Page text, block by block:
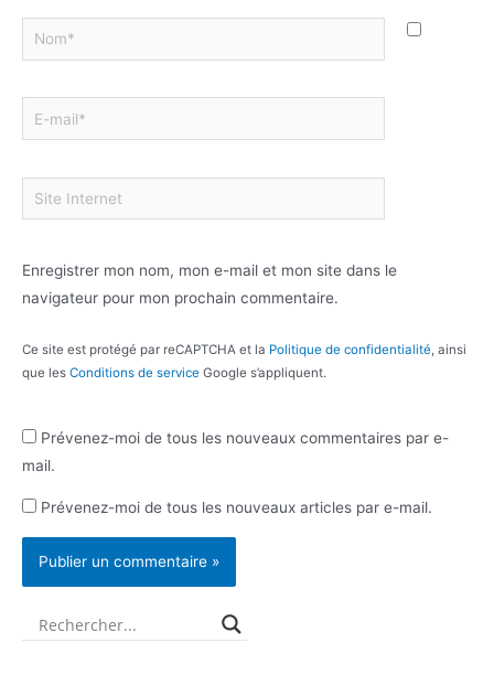
Enregistrer mon nom, mon e-mail et mon site dans le
navigateur pour mon prochain commentaire.
Ce site est protégé par reCAPTCHA et la Politique de confidentialité, ainsi
que les Conditions de service Google s’appliquent.
Prévenez-moi de tous les nouveaux commentaires par e-
mail.
Prévenez-moi de tous les nouveaux articles par e-mail.